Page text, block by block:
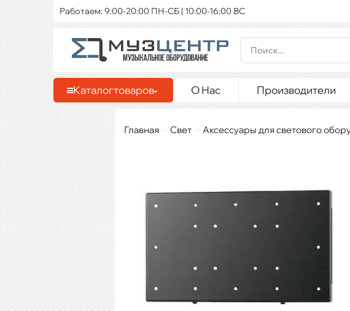
Работаем: 9:00-20:00 ПН-СБ | 10:00-16:00 ВС
Каталогтоваров О Нас Производители
Главная Свет Аксессуары для светового